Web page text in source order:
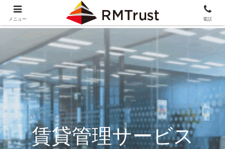
賃貸管理サービス
メニュー 電話